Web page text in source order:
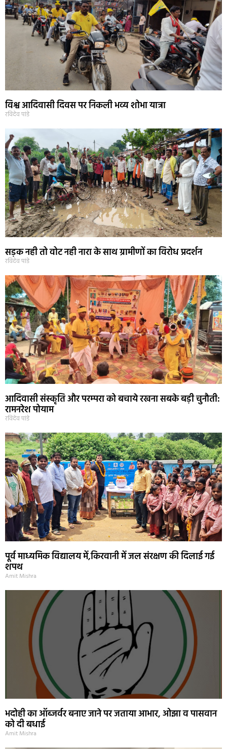
विश्व आदिवासी दिवस पर निकली भव्य शोभा यात्रा
रविदेव पांडे
सड़क नही तो वोट नही नारा के साथ ग्रामीणों का विरोध प्रदर्शन
रविदेव पांडे
आदिवासी संस्कृति और परम्परा को बचाये रखना सबके बड़ी चुनौती:
रामनरेश पोयाम
रविदेव पांडे
पूर्व माध्यमिक विद्यालय में,किरवानी में जल संरक्षण की दिलाई गई
शपथ
Amit Mishra
भदोही का ऑब्जर्वर बनाए जाने पर जताया आभार, ओझा व पासवान
को दी बधाई
Amit Mishra